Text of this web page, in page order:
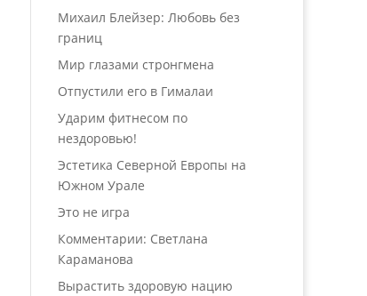
Михаил Блейзер: Любовь без
границ
Мир глазами стронгмена
Отпустили его в Гималаи
Ударим фитнесом по
нездоровью!
Эстетика Северной Европы на
Южном Урале
Это не игра
Комментарии: Светлана
Караманова
Вырастить здоровую нацию